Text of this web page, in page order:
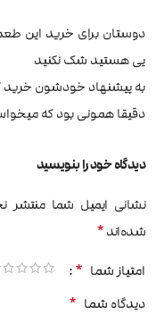
دوستان برای خرید این
یی هستید شک نکنید
به پیشنهاد خودشون خرید
دقیقا همونی بود که
دیدگاه خود را بنویسید
نشانی ایمیل شما منتشر
شده‌اند*
امتیاز شما *
دیدگاه شما *